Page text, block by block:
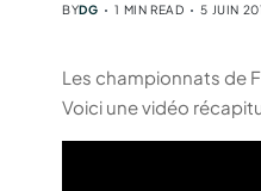
BYDG 1 MIN READ 5 JUIN
Les championnats de
Voici une vidéo